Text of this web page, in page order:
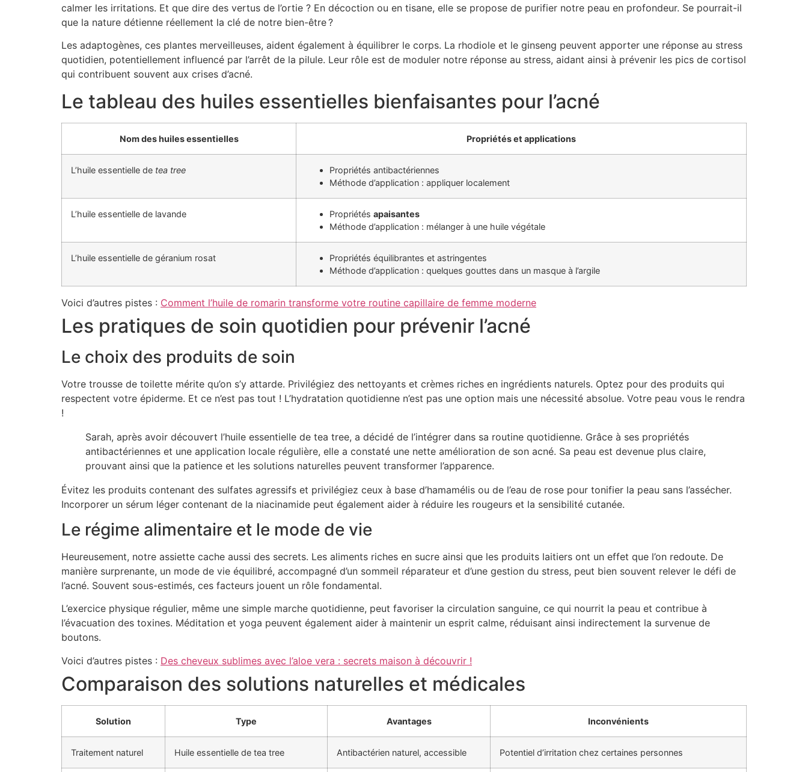
calmer les irritations. Et que dire des vertus de l’ortie ? En décoction ou en tisane, elle se propose de purifier notre peau en profondeur. Se pourrait-il
que la nature détienne réellement la clé de notre bien-être ?
Les adaptogènes, ces plantes merveilleuses, aident également à équilibrer le corps. La rhodiole et le ginseng peuvent apporter une réponse au stress
quotidien, potentiellement influencé par l’arrêt de la pilule. Leur rôle est de moduler notre réponse au stress, aidant ainsi à prévenir les pics de cortisol
qui contribuent souvent aux crises d’acné.
Le tableau des huiles essentielles bienfaisantes pour l’acné
Nom des huiles essentielles Propriétés et applications
L’huile essentielle de tea tree
Propriétés antibactériennes
Méthode d’application : appliquer localement
L’huile essentielle de lavande Propriétés apaisantes
Méthode d’application : mélanger à une huile végétale
L’huile essentielle de géranium rosat
Propriétés équilibrantes et astringentes
Méthode d’application : quelques gouttes dans un masque à l’argile
Voici d’autres pistes : Comment l’huile de romarin transforme votre routine capillaire de femme moderne
Les pratiques de soin quotidien pour prévenir l’acné
Le choix des produits de soin
Votre trousse de toilette mérite qu’on s’y attarde. Privilégiez des nettoyants et crèmes riches en ingrédients naturels. Optez pour des produits qui
respectent votre épiderme. Et ce n’est pas tout ! L’hydratation quotidienne n’est pas une option mais une nécessité absolue. Votre peau vous le rendra
!
Sarah, après avoir découvert l’huile essentielle de tea tree, a décidé de l’intégrer dans sa routine quotidienne. Grâce à ses propriétés
antibactériennes et une application locale régulière, elle a constaté une nette amélioration de son acné. Sa peau est devenue plus claire,
prouvant ainsi que la patience et les solutions naturelles peuvent transformer l’apparence.
Évitez les produits contenant des sulfates agressifs et privilégiez ceux à base d’hamamélis ou de l’eau de rose pour tonifier la peau sans l’assécher.
Incorporer un sérum léger contenant de la niacinamide peut également aider à réduire les rougeurs et la sensibilité cutanée.
Le régime alimentaire et le mode de vie
Heureusement, notre assiette cache aussi des secrets. Les aliments riches en sucre ainsi que les produits laitiers ont un effet que l’on redoute. De
manière surprenante, un mode de vie équilibré, accompagné d’un sommeil réparateur et d’une gestion du stress, peut bien souvent relever le défi de
l’acné. Souvent sous-estimés, ces facteurs jouent un rôle fondamental.
L’exercice physique régulier, même une simple marche quotidienne, peut favoriser la circulation sanguine, ce qui nourrit la peau et contribue à
l’évacuation des toxines. Méditation et yoga peuvent également aider à maintenir un esprit calme, réduisant ainsi indirectement la survenue de
boutons.
Voici d’autres pistes : Des cheveux sublimes avec l’aloe vera : secrets maison à découvrir !
Comparaison des solutions naturelles et médicales
Solution Type Avantages Inconvénients
Traitement naturel Huile essentielle de tea tree Antibactérien naturel, accessible Potentiel d’irritation chez certaines personnes